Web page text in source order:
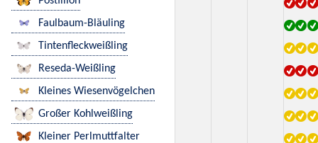
Faulbaum-Bläuling
Tintenfleckweißling
Reseda-Weißling
Kleines Wiesenvögelchen
Großer Kohlweißling
Kleiner Perlmuttfalter